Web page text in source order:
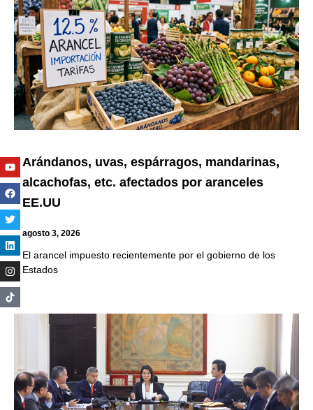
Arándanos, uvas, espárragos, mandarinas,
alcachofas, etc. afectados por aranceles
EE.UU
agosto 3, 2026
El arancel impuesto recientemente por el gobierno de los
Estados
Youtube
Facebook
Twitter
Linkedin
Instagram